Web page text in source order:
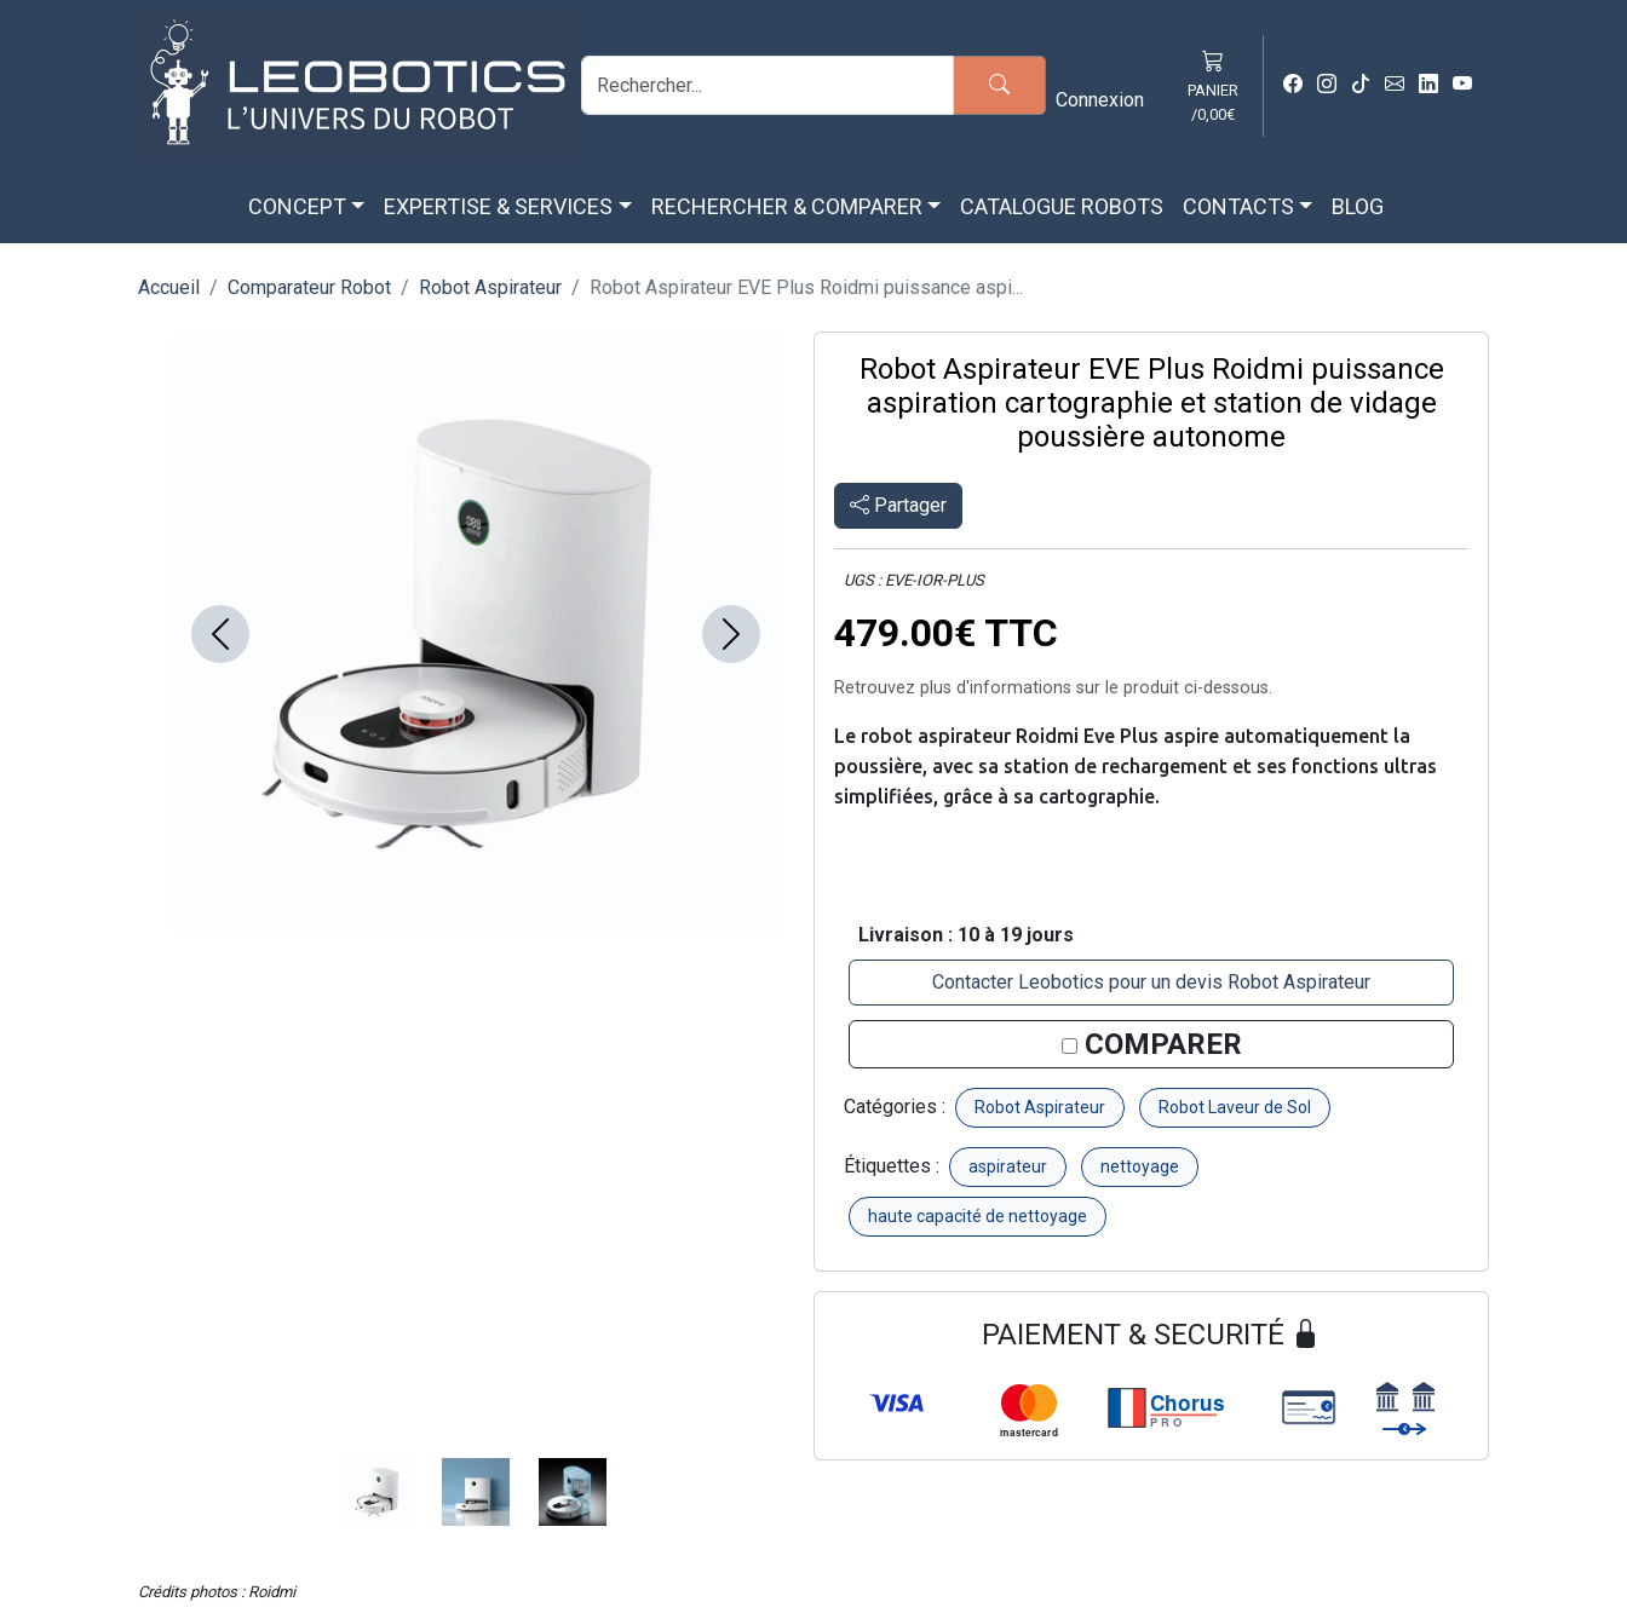
Aller au contenu principal
Connexion
PANIER
/0,00€
CONCEPT EXPERTISE & SERVICES RECHERCHER & COMPARER CATALOGUE ROBOTS CONTACTS BLOG
Accueil Comparateur Robot Robot Aspirateur Robot Aspirateur EVE Plus Roidmi puissance aspi...
Previous Next
Crédits photos : Roidmi
Robot Aspirateur EVE Plus Roidmi puissance
aspiration cartographie et station de vidage
poussière autonome
Partager
UGS : EVE-IOR-PLUS
479.00€ TTC
Retrouvez plus d'informations sur le produit ci-dessous.
Le robot aspirateur Roidmi Eve Plus aspire automatiquement la
poussière, avec sa station de rechargement et ses fonctions ultras
simplifiées, grâce à sa cartographie.
Livraison : 10 à 19 jours
Contacter Leobotics pour un devis Robot Aspirateur
COMPARER
Catégories : Robot Aspirateur Robot Laveur de Sol
Étiquettes : aspirateur nettoyage
haute capacité de nettoyage
PAIEMENT & SECURITÉ
mastercard
Chorus
PRO
€
€
Panneau de gestion des cookies